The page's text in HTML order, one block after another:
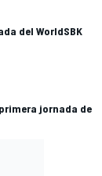
del WorldSBK
jornada de